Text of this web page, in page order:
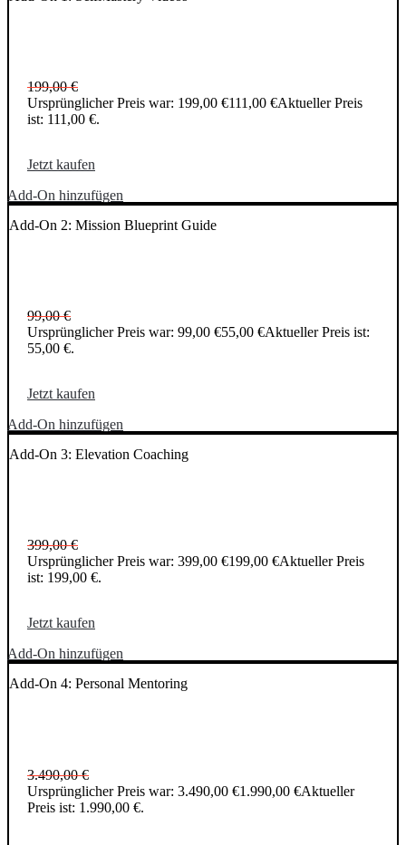
199,00€
Ursprünglicher Preis war: 199,00 €111,00 €Aktueller Preis
ist: 111,00 €.
Jetzt kaufen
Add-On hinzufügen
Add-On 2: Mission Blueprint Guide
99,00€
Ursprünglicher Preis war: 99,00 €55,00 €Aktueller Preis ist:
55,00 €.
Jetzt kaufen
Add-On hinzufügen
Add-On 3: Elevation Coaching
399,00€
Ursprünglicher Preis war: 399,00 €199,00 €Aktueller Preis
ist: 199,00 €.
Jetzt kaufen
Add-On hinzufügen
Add-On 4: Personal Mentoring
3.490,00€
Ursprünglicher Preis war: 3.490,00 €1.990,00 €Aktueller
Preis ist: 1.990,00 €.